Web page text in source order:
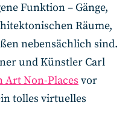
Funktion – Gänge,
Räume,
nebensächlich sind.
und Künstler Carl
Non-Places vor
tolles virtuelles